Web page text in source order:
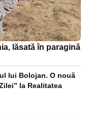
lăsată în paragină
lui Bolojan. O nouă
la Realitatea